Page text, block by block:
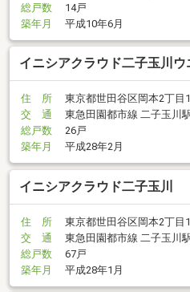
総戸数
14戸
築年月
平成10年6月
イニシアクラウド二子玉川ウ
住 所
東京都世田谷区岡本2丁目
交 通
東急田園都市線 二子玉川
総戸数
26戸
築年月
平成28年2月
イニシアクラウド二子玉川
住 所
東京都世田谷区岡本2丁目
交 通
東急田園都市線 二子玉川
総戸数
67戸
築年月
平成28年1月